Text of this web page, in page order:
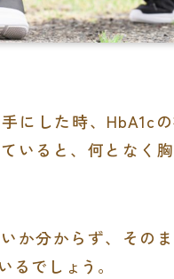
にした時、HbA1c
いると、何となく
か分からず、その
るでしょう。